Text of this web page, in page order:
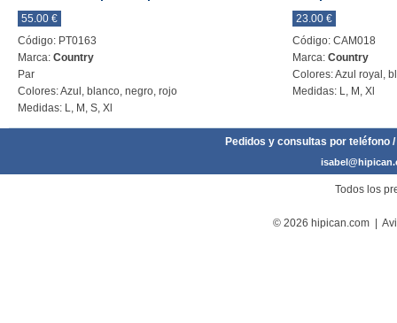
55.00 €
Código: PT0163
Marca: Country
Par
Colores: Azul, blanco, negro, rojo
Medidas: L, M, S, Xl
23.00 €
Código: CAM018
Marca: Country
Colores: Azul royal,
Medidas: L, M, Xl
Pedidos y consultas por teléfono
Todos los
© 2026 hipican.com |